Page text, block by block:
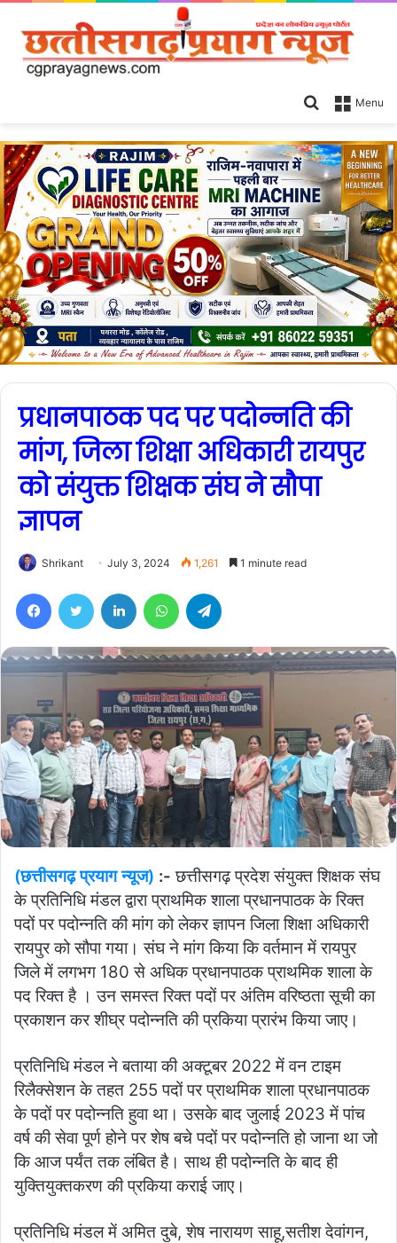
Menu
Search
प्रधानपाठक पद पर पदोन्नति की
मांग, जिला शिक्षा अधिकारी रायपुर
को संयुक्त शिक्षक संघ ने सौपा
ज्ञापन
Shrikant July 3, 2024 1,261 1 minute read
(छत्तीसगढ़ प्रयाग न्यूज) :- छत्तीसगढ़ प्रदेश संयुक्त शिक्षक संघ
के प्रतिनिधि मंडल द्वारा प्राथमिक शाला प्रधानपाठक के रिक्त
पदों पर पदोन्नति की मांग को लेकर ज्ञापन जिला शिक्षा अधिकारी
रायपुर को सौपा गया। संघ ने मांग किया कि वर्तमान में रायपुर
जिले में लगभग 180 से अधिक प्रधानपाठक प्राथमिक शाला के
पद रिक्त है । उन समस्त रिक्त पदों पर अंतिम वरिष्ठता सूची का
प्रकाशन कर शीघ्र पदोन्नति की प्रकिया प्रारंभ किया जाए।
प्रतिनिधि मंडल ने बताया की अक्टूबर 2022 में वन टाइम
रिलैक्सेशन के तहत 255 पदों पर प्राथमिक शाला प्रधानपाठक
के पदों पर पदोन्नति हुवा था। उसके बाद जुलाई 2023 में पांच
वर्ष की सेवा पूर्ण होने पर शेष बचे पदों पर पदोन्नति हो जाना था जो
कि आज पर्यंत तक लंबित है। साथ ही पदोन्नति के बाद ही
युक्तियुक्तकरण की प्रकिया कराई जाए।
प्रतिनिधि मंडल में अमित दुबे, शेष नारायण साहू,सतीश देवांगन,